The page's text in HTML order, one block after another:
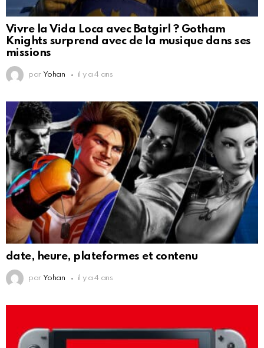
Vivre la Vida Loca avec Batgirl ? Gotham
Knights surprend avec de la musique dans ses
missions
par Yohan il y a 4 ans
date, heure, plateformes et contenu
par Yohan il y a 4 ans